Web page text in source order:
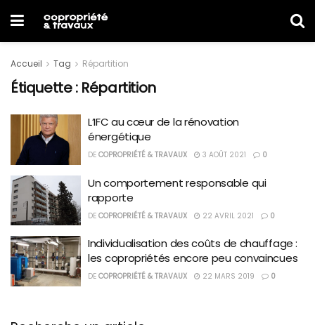
Accueil Tag Répartition
Étiquette : Répartition
L’IFC au cœur de la rénovation
énergétique
DE COPROPRIÉTÉ & TRAVAUX 3 AOÛT 2021 0
Un comportement responsable qui
rapporte
DE COPROPRIÉTÉ & TRAVAUX 22 AVRIL 2021 0
Individualisation des coûts de chauffage :
les copropriétés encore peu convaincues
DE COPROPRIÉTÉ & TRAVAUX 22 MARS 2019 0